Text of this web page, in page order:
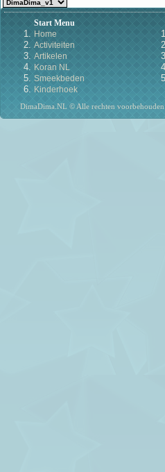
Start Menu
Home
Activiteiten
Artikelen
Koran NL
Smeekbeden
Kinderhoek
DimaDima.NL © Alle rechten voorbehouden